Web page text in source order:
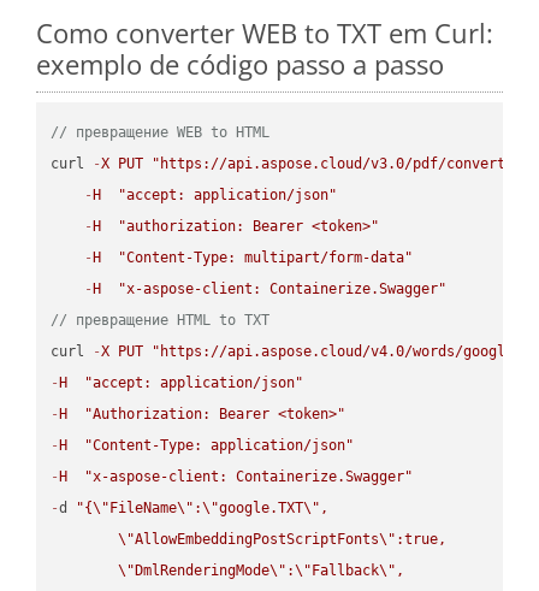
Como converter WEB to TXT em Curl:
exemplo de código passo a passo
// превращение WEB to HTML
curl
-X PUT
"https://api.aspose.cloud/v3.0/pdf/convert/
- H
"accept: application/json"
- H
"authorization: Bearer <token>"
- H
"Content-Type: multipart/form-data"
- H
"x-aspose-client: Containerize.Swagger"
// превращение HTML to TXT
curl
-X PUT
"https://api.aspose.cloud/v4.0/words/
- H
"accept: application/json"
- H
"Authorization: Bearer <token>"
- H
"Content-Type: application/json"
- H
"x-aspose-client: Containerize.Swagger"
-d "{\" FileName\" :\"google.TXT\" ,
\"AllowEmbeddingPostScriptFonts\" :true,
\" DmlRenderingMode\" :\" Fallback\" ,